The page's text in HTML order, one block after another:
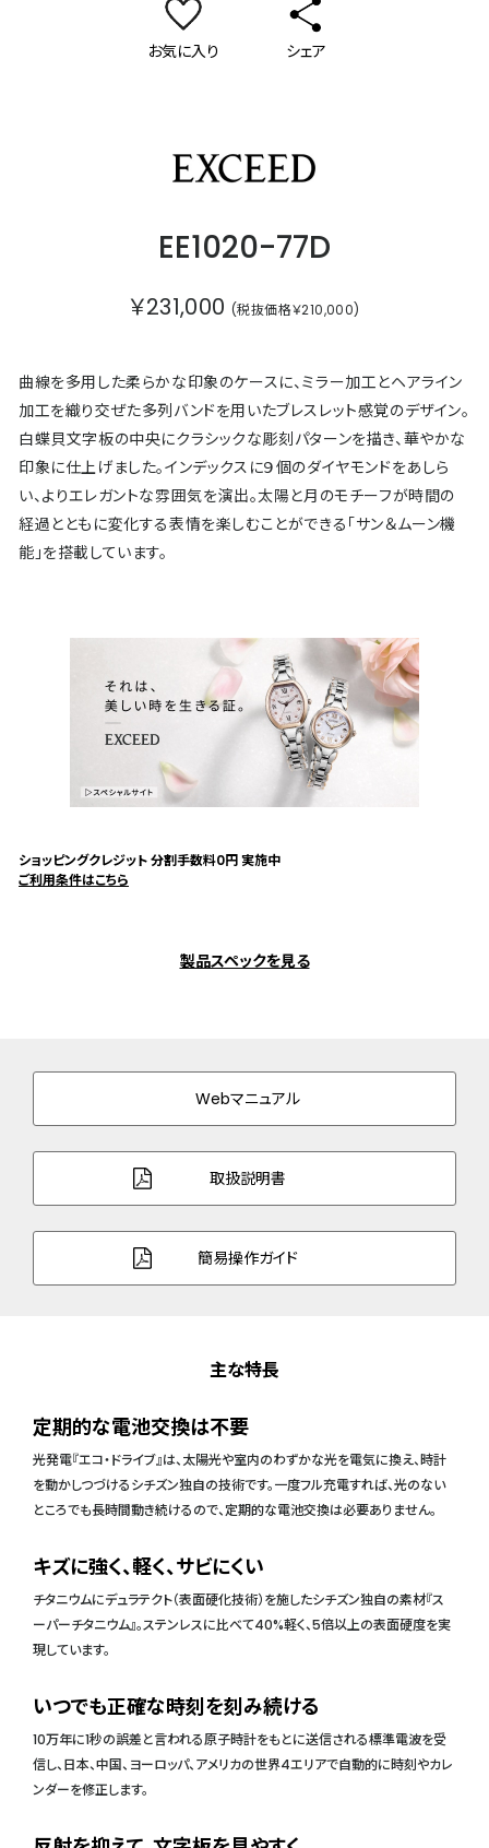
お気に入り シェア
EE1020-77D
￥231,000 (税抜価格￥210,000)
曲線を多用した柔らかな印象のケースに、ミラー加工とヘアライン
加工を織り交ぜた多列バンドを用いたブレスレット感覚のデザイン。
白蝶貝文字板の中央にクラシックな彫刻パターンを描き、華やかな
印象に仕上げました。インデックスに９個のダイヤモンドをあしら
い、よりエレガントな雰囲気を演出。太陽と月のモチーフが時間の
経過とともに変化する表情を楽しむことができる「サン＆ムーン機
能」を搭載しています。
ショッピングクレジット 分割手数料0円 実施中
ご利用条件はこちら
製品スペックを見る
Webマニュアル
取扱説明書
簡易操作ガイド
主な特長
定期的な電池交換は不要
光発電『エコ・ドライブ』は、太陽光や室内のわずかな光を電気に換え、時計
を動かしつづけるシチズン独自の技術です。一度フル充電すれば、光のない
ところでも長時間動き続けるので、定期的な電池交換は必要ありません。
キズに強く、軽く、サビにくい
チタニウムにデュラテクト（表面硬化技術）を施したシチズン独自の素材『ス
ーパーチタニウム』。ステンレスに比べて40%軽く、5倍以上の表面硬度を実
現しています。
いつでも正確な時刻を刻み続ける
10万年に1秒の誤差と言われる原子時計をもとに送信される標準電波を受
信し、日本、中国、ヨーロッパ、アメリカの世界4エリアで自動的に時刻やカレ
ンダーを修正します。